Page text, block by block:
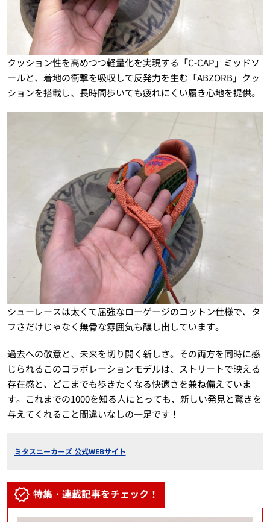
クッション性を高めつつ軽量化を実現する「C-CAP」ミッドソ
ールと、着地の衝撃を吸収して反発力を生む「ABZORB」クッ
ションを搭載し、長時間歩いても疲れにくい履き心地を提供。
シューレースは太くて屈強なローゲージのコットン仕様で、タ
フさだけじゃなく無骨な雰囲気も醸し出しています。
過去への敬意と、未来を切り開く新しさ。その両方を同時に感
じられるこのコラボレーションモデルは、ストリートで映える
存在感と、どこまでも歩きたくなる快適さを兼ね備えていま
す。これまでの1000を知る人にとっても、新しい発見と驚きを
与えてくれること間違いなしの一足です！
ミタスニーカーズ 公式WEBサイト
特集・連載記事をチェック！